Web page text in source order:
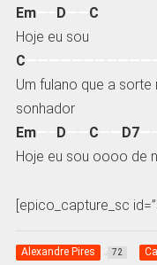
Em—– D
C
Hoje eu sou
C
Um fulano que a
sonhador
Em—– D C D7
Hoje eu sou oooo de
[epico_capture_sc
Alexandre Pires 72